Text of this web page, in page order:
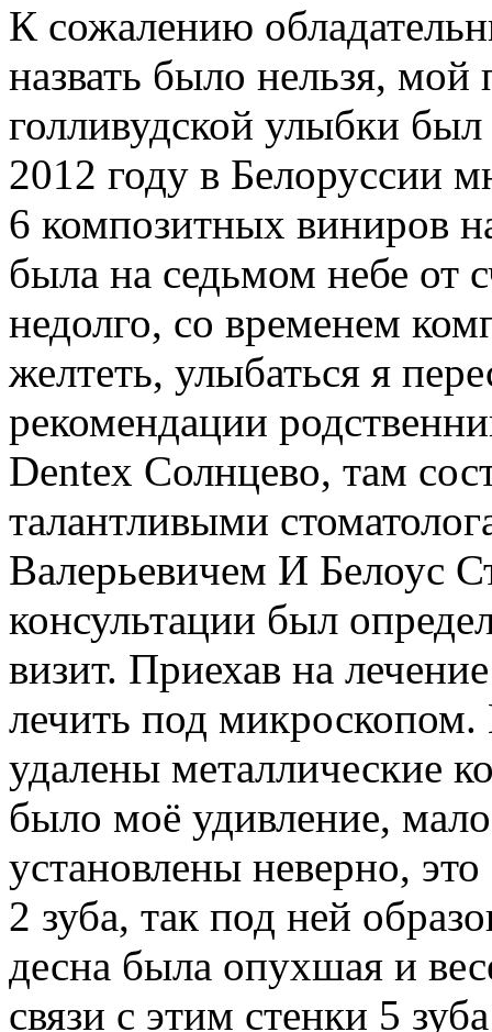
К сожалению
назвать было нельзя,
голливудской улыбки
2012 году в Белоруссии
6 композитных виниров
была на седьмом небе от
недолго, со временем
желтеть, улыбаться я
рекомендации
Dentex Солнцево, там
талантливыми
Валерьевичем И Белоус
консультации был
визит. Приехав на
лечить под
удалены металлические
было моё удивление,
установлены неверно,
2 зуба, так под ней
десна была опухшая и
связи с этим стенки 5